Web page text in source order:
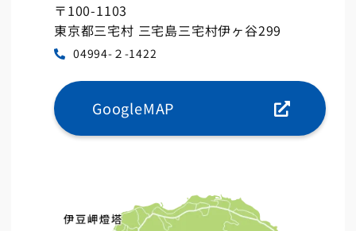
〒100-1103
東京都三宅村 三宅島三宅村伊ヶ谷299
04994-２-1422
GoogleMAP